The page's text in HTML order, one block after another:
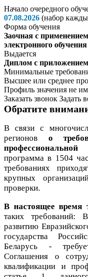
Начало очередного
07.08.2026 (набор
Форма обучения
Заочная с
электронного обучения
Выдается
Диплом с приложением
Минимальные
Высшее или среднее
Профиль значения не
Заказать звонок Задать
Обратите
В связи с
регионов о
профессиональной
программа в 1504
требованиях
крупных
проверки.
В настоящее время
таких
развитию
государства
Беларусь -
Соглашения о
квалификации и